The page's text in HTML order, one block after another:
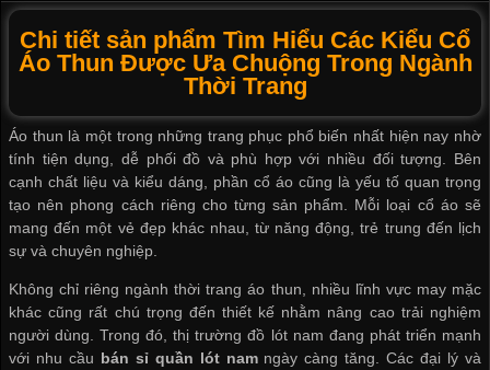
Chi tiết sản phẩm Tìm Hiểu Các Kiểu Cổ
Áo Thun Được Ưa Chuộng Trong Ngành
Thời Trang
Áo thun là một trong những trang phục phổ biến nhất hiện nay nhờ
tính tiện dụng, dễ phối đồ và phù hợp với nhiều đối tượng. Bên
cạnh chất liệu và kiểu dáng, phần cổ áo cũng là yếu tố quan trọng
tạo nên phong cách riêng cho từng sản phẩm. Mỗi loại cổ áo sẽ
mang đến một vẻ đẹp khác nhau, từ năng động, trẻ trung đến lịch
sự và chuyên nghiệp.
Không chỉ riêng ngành thời trang áo thun, nhiều lĩnh vực may mặc
khác cũng rất chú trọng đến thiết kế nhằm nâng cao trải nghiệm
người dùng. Trong đó, thị trường đồ lót nam đang phát triển mạnh
với nhu cầu bán sỉ quần lót namngày càng tăng. Các đại lý và